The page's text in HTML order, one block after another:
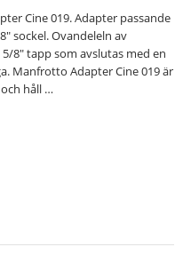
Cine 019. Adapter passande
sockel. Ovandeleln av
8" tapp som avslutas med en
Manfrotto Adapter Cine 019 är
håll …